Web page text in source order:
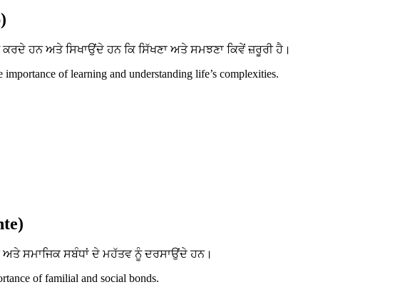
ਹਨ ਅਤੇ ਸਿਖਾਉਂਦੇ ਹਨ ਕਿ ਸਿੱਖਣਾ ਅਤੇ ਸਮਝਣਾ ਕਿਵੇਂ ਜ਼ਰੂਰੀ ਹੈ।
of learning and understanding life’s complexities.
ਸਮਾਜਿਕ ਸਬੰਧਾਂ ਦੇ ਮਹੱਤਵ ਨੂੰ ਦਰਸਾਉਂਦੇ ਹਨ।
of familial and social bonds.